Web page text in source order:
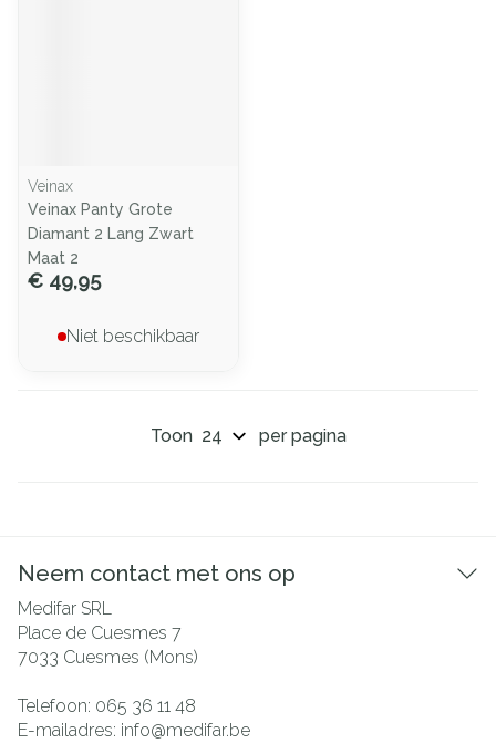
Veinax
Veinax Panty Grote
Diamant 2 Lang Zwart
Maat 2
€ 49,95
Niet beschikbaar
Toon per pagina
Neem contact met ons op
Medifar SRL
Place de Cuesmes 7
7033 Cuesmes (Mons)
Telefoon: 065 36 11 48
E-mailadres: info@medifar.be